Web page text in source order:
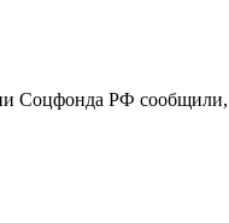
Соцфонда РФ сообщили,